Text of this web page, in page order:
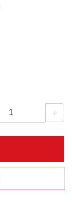
1 ＋